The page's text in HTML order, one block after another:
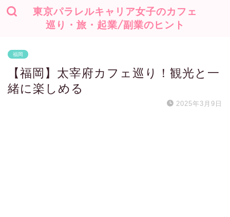
東京パラレルキャリア女子のカフェ
巡り・旅・起業/副業のヒント
福岡
【福岡】太宰府カフェ巡り！観光と一
緒に楽しめる
2025年3月9日